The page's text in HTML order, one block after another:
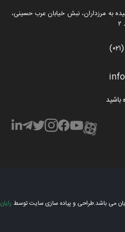
به مرزداران، نبش خیابان عرب حسینی،
باشید
می باشد.طراحی و پیاده سازی سایت توسط رایان